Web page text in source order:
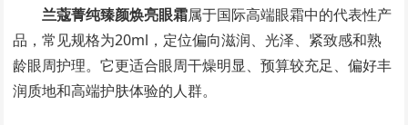
兰蔻菁纯臻颜焕亮眼霜属于国际高端眼霜中的代表性产
品，常见规格为20ml，定位偏向滋润、光泽、紧致感和熟
龄眼周护理。它更适合眼周干燥明显、预算较充足、偏好丰
润质地和高端护肤体验的人群。